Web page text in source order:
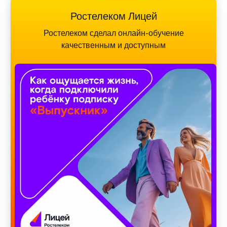
Ростелеком Лицей
Ростелеком сделал онлайн-обучение
качественным и доступным